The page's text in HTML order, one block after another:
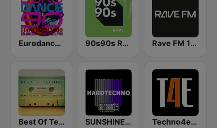
Eurodance 90 90s90s Rave Rave FM 102.9
Best Of Techno SUNSHINE LIVE - Hardtechno Techno4ever Club